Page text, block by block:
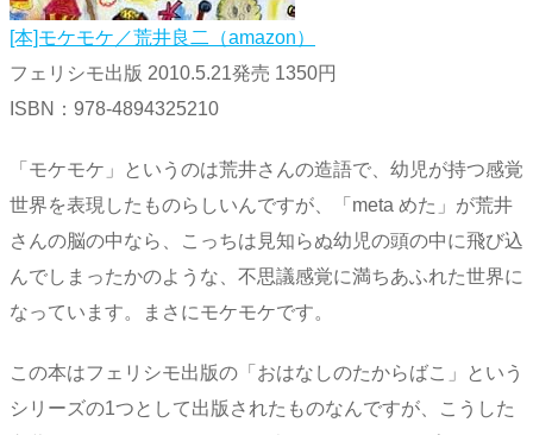
[本]モケモケ／荒井良二（amazon）
フェリシモ出版 2010.5.21発売 1350円
ISBN：978-4894325210
「モケモケ」というのは荒井さんの造語で、幼児が持つ感覚
世界を表現したものらしいんですが、「meta めた」が荒井
さんの脳の中なら、こっちは見知らぬ幼児の頭の中に飛び込
んでしまったかのような、不思議感覚に満ちあふれた世界に
なっています。まさにモケモケです。
この本はフェリシモ出版の「おはなしのたからばこ」という
シリーズの1つとして出版されたものなんですが、こうした